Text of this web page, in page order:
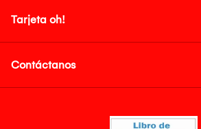
Tarjeta oh!
Contáctanos